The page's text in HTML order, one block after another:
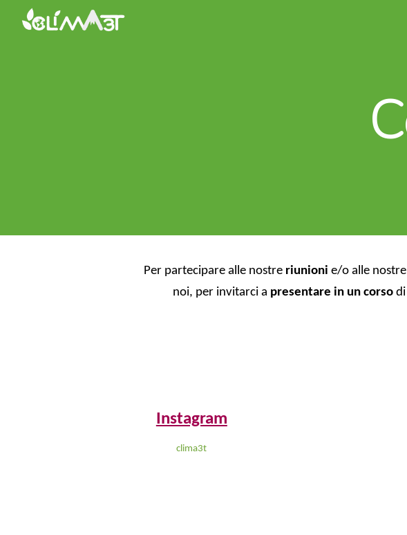
Per partecipare alle nostre riunioni e/o alle nostre
noi, per invitarci a presentare in un corsodi
Instagram
clima3t